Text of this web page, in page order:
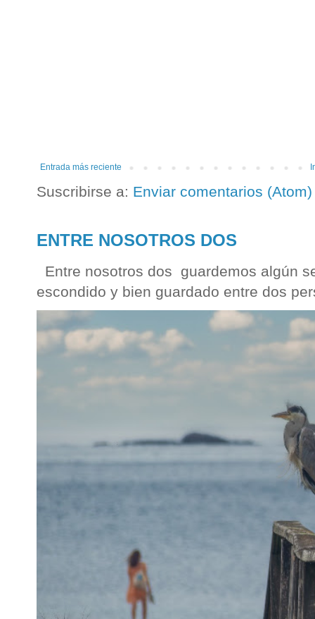
Entrada más reciente
Suscribirse a: Enviar comentarios (Atom)
ENTRE NOSOTROS DOS
Entre nosotros dos guardemos algún
escondido y bien guardado entre dos